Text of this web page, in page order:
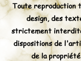
Toute reproduction
design, des
strictement
dispositions de
de la